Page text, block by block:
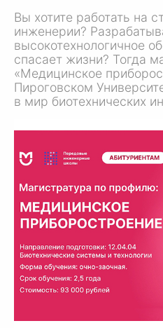
Вы хотите работать на
инженерии?
высокотехнологичное
спасает жизни? Тогда
«Медицинское
Пироговском
в мир биотехнических